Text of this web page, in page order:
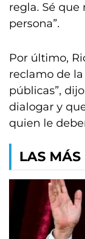
regla. Sé
persona”.
Por último,
reclamo de la
públicas”,
dialogar y
quien le
LAS MÁS